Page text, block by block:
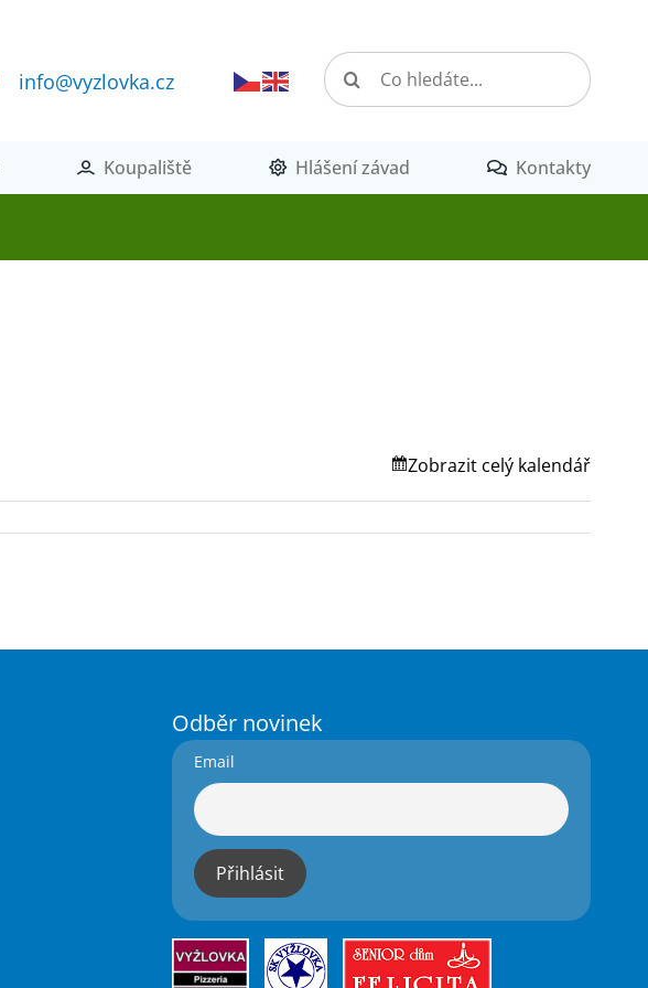
info@vyzlovka.cz
Hledat:
Koupaliště Hlášení závad Kontakty
Zobrazit celý kalendář
Odběr novinek
Email